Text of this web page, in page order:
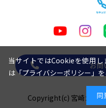
当サイトではCookieを使用
は「プライバシーポリシー 」
同
お問
Copyright(c) 宮崎ガス